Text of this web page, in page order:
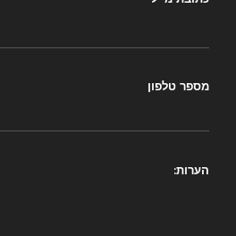
מספר טלפון
הערות: